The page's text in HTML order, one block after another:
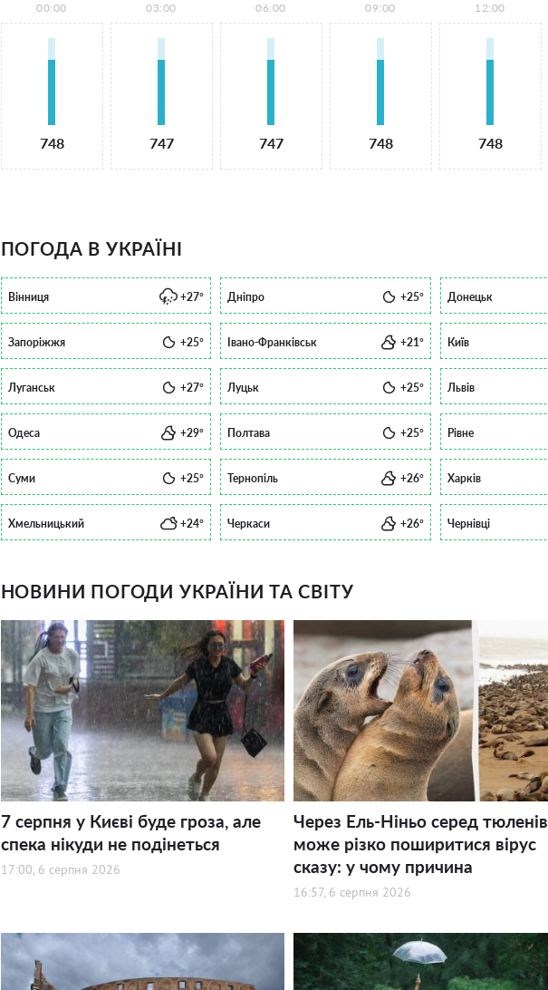
00:00
748
03:00
747
06:00
747
09:00
748
12:00
748
ПОГОДА В УКРАЇНІ
Вінниця +27° Дніпро +25° Донецьк
Запоріжжя +25° Івано-Франківськ +21° Київ
Луганськ +27° Луцьк +25° Львів
Одеса +29° Полтава +25° Рівне
Суми +25° Тернопіль +26° Харків
Хмельницький +24° Черкаси +26° Чернівці
НОВИНИ ПОГОДИ УКРАЇНИ ТА СВІТУ
7 серпня у Києві буде гроза, але
спека нікуди не подінеться
17:00, 6 серпня 2026
Через Ель-Ніньо серед тюленів
може різко поширитися вірус
сказу: у чому причина
16:57, 6 серпня 2026